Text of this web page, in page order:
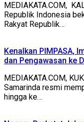
MEDIAKATA.COM,
Republik Indonesia
Rakyat Republik…
Kenalkan PIMPASA,
dan Pengawasan ke
MEDIAKATA.COM,
Samarinda resmi
hingga ke…